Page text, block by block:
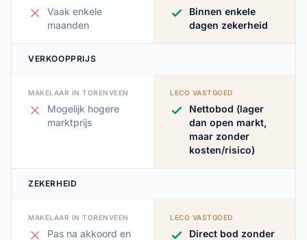
Vaak enkele
maanden
Binnen enkele
dagen zekerheid
VERKOOPPRIJS
MAKELAAR IN TORENVEEN
Mogelijk hogere
marktprijs
LECO VASTGOED
Nettobod (lager
dan open markt,
maar zonder
kosten/risico)
ZEKERHEID
MAKELAAR IN TORENVEEN
Pas na akkoord en
LECO VASTGOED
Direct bod zonder